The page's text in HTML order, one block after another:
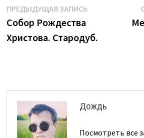
Навигация
по
записям
ПРЕДЫДУЩАЯ ЗАПИСЬПредыдущая
Собор Рождества
Христова. Стародуб.
Дождь
Посмотреть все